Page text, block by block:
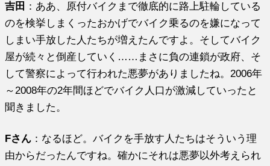
吉田 ：ああ、原付バイクまで徹底的に路上駐輪している
のを検挙しまくったおかげでバイク乗るのを嫌になって
しまい手放した人たちが増えたんですよ。そしてバイク
屋が続々と倒産していく……まさに負の連鎖が政府、そ
して警察によって行われた悪夢がありましたね。2006年
～2008年の2年間ほどでバイク人口が激減していったと
聞きました。
Fさん ：なるほど。バイクを手放す人たちはそういう理
由からだったんですね。確かにそれは悪夢以外考えられ